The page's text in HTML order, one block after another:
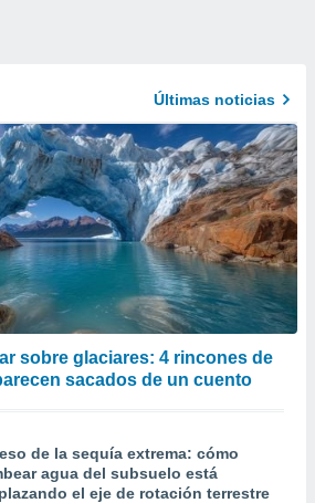
Últimas noticias
sobre glaciares: 4 rincones de
sacados de un cuento
de la sequía extrema: cómo
agua del subsuelo está
el eje de rotación terrestre